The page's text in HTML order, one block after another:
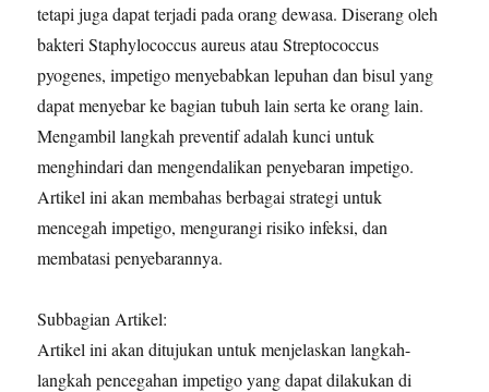
tetapi juga dapat terjadi pada orang dewasa. Diserang oleh
bakteri Staphylococcus aureus atau Streptococcus
pyogenes, impetigo menyebabkan lepuhan dan bisul yang
dapat menyebar ke bagian tubuh lain serta ke orang lain.
Mengambil langkah preventif adalah kunci untuk
menghindari dan mengendalikan penyebaran impetigo.
Artikel ini akan membahas berbagai strategi untuk
mencegah impetigo, mengurangi risiko infeksi, dan
membatasi penyebarannya.
Subbagian Artikel:
Artikel ini akan ditujukan untuk menjelaskan langkah-
langkah pencegahan impetigo yang dapat dilakukan di